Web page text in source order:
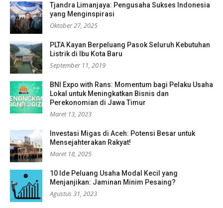
Tjandra Limanjaya: Pengusaha Sukses Indonesia
yang Menginspirasi
Oktober 27, 2025
PLTA Kayan Berpeluang Pasok Seluruh Kebutuhan
Listrik di Ibu Kota Baru
September 11, 2019
BNI Expo with Rans: Momentum bagi Pelaku Usaha
Lokal untuk Meningkatkan Bisnis dan
Perekonomian di Jawa Timur
Maret 13, 2023
Investasi Migas di Aceh: Potensi Besar untuk
Mensejahterakan Rakyat!
Maret 18, 2025
10 Ide Peluang Usaha Modal Kecil yang
Menjanjikan: Jaminan Minim Pesaing?
Agustus 31, 2023